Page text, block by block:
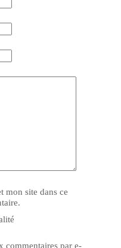
mon site dans ce
commentaires par e-